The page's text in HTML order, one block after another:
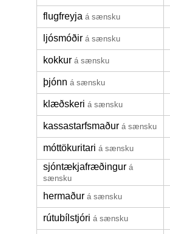
flugfreyja á sænsku
ljósmóðir á sænsku
kokkur á sænsku
þjónn á sænsku
klæðskeri á sænsku
kassastarfsmaður á sænsku
móttökuritari á sænsku
sjóntækjafræðingur á
sænsku
hermaður á sænsku
rútubílstjóri á sænsku